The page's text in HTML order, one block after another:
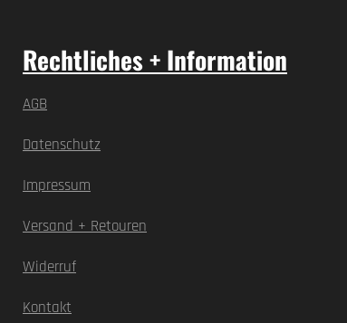
Rechtliches + Information
AGB
Datenschutz
Impressum
Versand + Retouren
Widerruf
Kontakt